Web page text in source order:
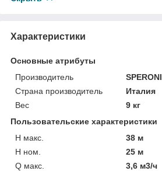
Характеристики
Основные атрибуты
Производитель
SPERONI
Страна производитель
Италия
Вес
9 кг
Пользовательские характеристики
H макс.
38 м
H ном.
25 м
Q макс.
3,6 м3/ч